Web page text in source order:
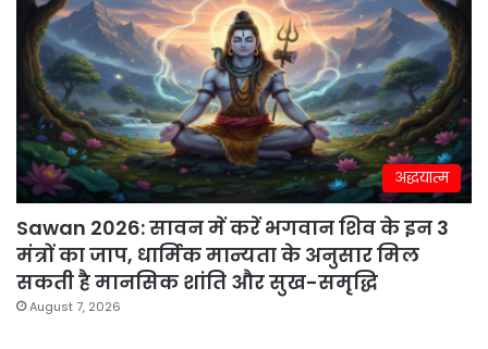
अद्धयात्म
Sawan 2026: सावन में करें भगवान शिव के इन 3
मंत्रों का जाप, धार्मिक मान्यता के अनुसार मिल
सकती है मानसिक शांति और सुख-समृद्धि
August 7, 2026